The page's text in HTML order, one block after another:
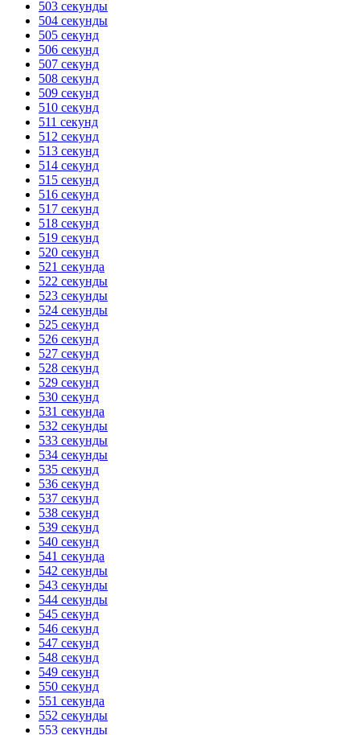
503 секунды
504 секунды
505 секунд
506 секунд
507 секунд
508 секунд
509 секунд
510 секунд
511 секунд
512 секунд
513 секунд
514 секунд
515 секунд
516 секунд
517 секунд
518 секунд
519 секунд
520 секунд
521 секунда
522 секунды
523 секунды
524 секунды
525 секунд
526 секунд
527 секунд
528 секунд
529 секунд
530 секунд
531 секунда
532 секунды
533 секунды
534 секунды
535 секунд
536 секунд
537 секунд
538 секунд
539 секунд
540 секунд
541 секунда
542 секунды
543 секунды
544 секунды
545 секунд
546 секунд
547 секунд
548 секунд
549 секунд
550 секунд
551 секунда
552 секунды
553 секунды